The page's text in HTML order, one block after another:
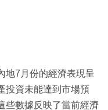
地7月份的經濟表現呈
投資未能達到市場預
些數據反映了當前經濟